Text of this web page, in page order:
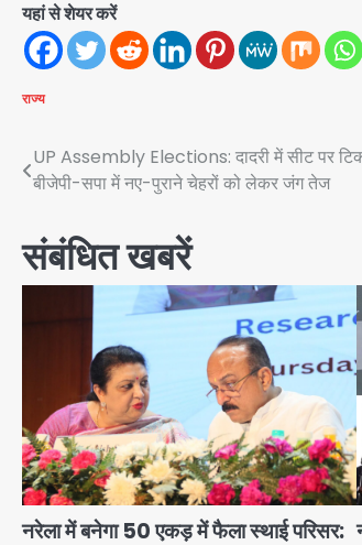
यहां से शेयर करें
राज्य
Post
navigation
UP Assembly Elections: दादरी में सीट पर
बीजेपी-सपा में नए-पुराने चेहरों को लेकर जंग तेज
संबंधित खबरें
नरेला में बनेगा 50 एकड़ में फैला स्थाई परिसर: